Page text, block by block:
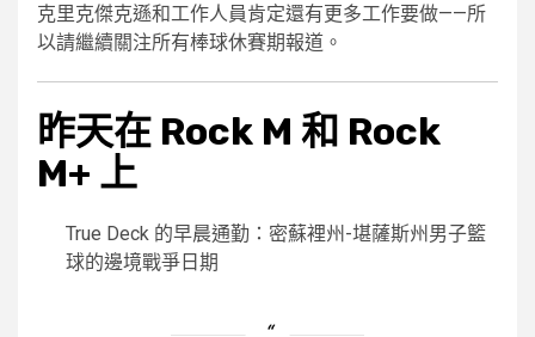
克里克傑克遜和工作人員肯定還有更多工作要做——所
以請繼續關注所有棒球休賽期報道。
昨天在 Rock M 和 Rock
M+ 上
True Deck 的早晨通勤：密蘇裡州-堪薩斯州男子籃
球的邊境戰爭日期